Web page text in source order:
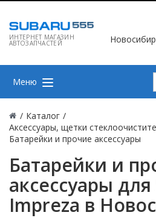
ИНТЕРНЕТ МАГАЗИН
АВТОЗАПЧАСТЕЙ
Меню
/ Каталог /
Аксессуары, щетки
Батарейки и прочие аксессуары
Батарейки и
аксессуары
Impreza в